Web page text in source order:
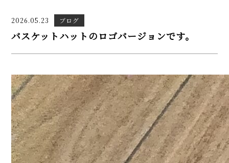
2026.05.23 ブログ
バスケットハットのロゴバージョンです。